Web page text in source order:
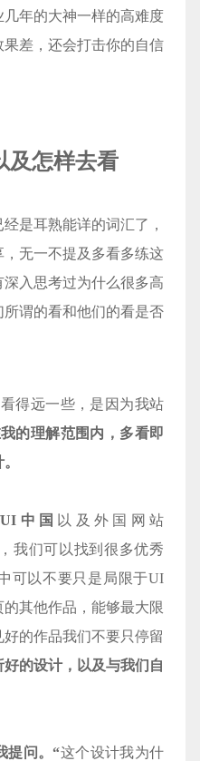
年的大神一样的高难度
差，还会打击你的自信
及怎样去看
是耳熟能详的词汇了，
无一不提及多看多练这
入思考过为什么很多高
谓的看和他们的看是否
得远一些，是因为我站
的理解范围内，多看即
中国 以及外国网站
我们可以找到很多优秀
可以不要只是局限于UI
其他作品，能够最大限
的作品我们不要只停留
的设计，以及与我们自
提问。“这个设计我为什